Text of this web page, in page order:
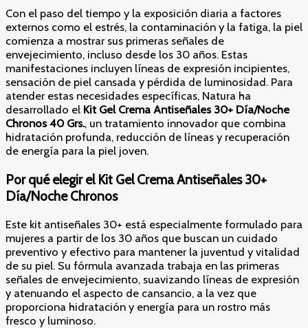
tu
rutina
diaria"
cantidad
Con el paso del tiempo y la exposición diaria a factores
externos como el estrés, la contaminación y la fatiga, la piel
comienza a mostrar sus primeras señales de
envejecimiento, incluso desde los 30 años. Estas
manifestaciones incluyen líneas de expresión incipientes,
sensación de piel cansada y pérdida de luminosidad. Para
atender estas necesidades específicas, Natura ha
desarrollado el Kit Gel Crema Antiseñales 30+ Día/Noche
Chronos 40 Grs., un tratamiento innovador que combina
hidratación profunda, reducción de líneas y recuperación
de energía para la piel joven.
Por qué elegir el Kit Gel Crema Antiseñales 30+
Día/Noche Chronos
Este kit antiseñales 30+ está especialmente formulado para
mujeres a partir de los 30 años que buscan un cuidado
preventivo y efectivo para mantener la juventud y vitalidad
de su piel. Su fórmula avanzada trabaja en las primeras
señales de envejecimiento, suavizando líneas de expresión
y atenuando el aspecto de cansancio, a la vez que
proporciona hidratación y energía para un rostro más
fresco y luminoso.